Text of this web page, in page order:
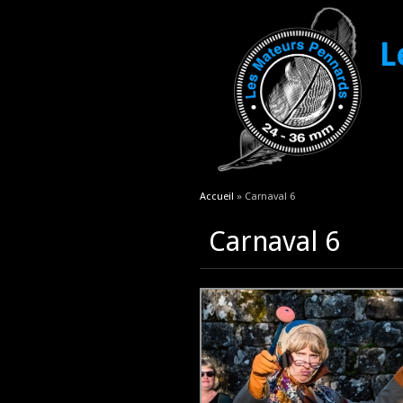
Vous êtes ici
Accueil » Carnaval 6
Carnaval 6